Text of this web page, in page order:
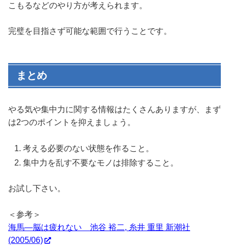
こもるなどのやり方が考えられます。
完璧を目指さず可能な範囲で行うことです。
まとめ
やる気や集中力に関する情報はたくさんありますが、まず
は2つのポイントを抑えましょう。
考える必要のない状態を作ること。
集中力を乱す不要なモノは排除すること。
お試し下さい。
＜参考＞
海馬―脳は疲れない 池谷 裕二, 糸井 重里 新潮社
(2005/06)